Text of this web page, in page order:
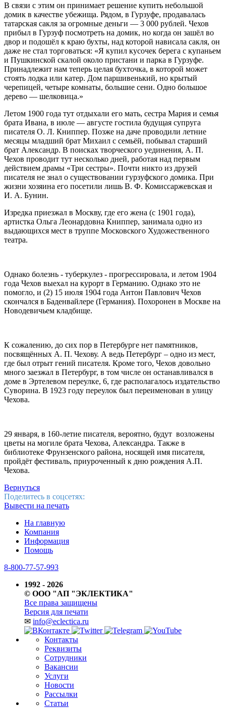
В связи с этим он принимает решение купить небольшой
домик в качестве убежища. Рядом, в Гурзуфе, продавалась
татарская сакля за огромные деньги — 3 000 рублей. Чехов
прибыл в Гурзуф посмотреть на домик, но когда он зашёл во
двор и подошёл к краю бухты, над которой нависала сакля, он
даже не стал торговаться: «Я купил кусочек берега с купаньем
и Пушкинской скалой около пристани и парка в Гурзуфе.
Принадлежит нам теперь целая бухточка, в которой может
стоять лодка или катер. Дом паршивенький, но крытый
черепицей, четыре комнаты, большие сени. Одно большое
дерево — шелковица.»
Летом 1900 года тут отдыхали его мать, сестра Мария и семья
брата Ивана, в июле — августе гостила будущая супруга
писателя О. Л. Книппер. Позже на даче проводили летние
месяцы младший брат Михаил с семьёй, побывал старший
брат Александр. В поисках творческого уединения, А. П.
Чехов проводит тут несколько дней, работая над первым
действием драмы «Три сестры». Почти никто из друзей
писателя не знал о существовании гурзуфского домика. При
жизни хозяина его посетили лишь В. Ф. Комиссаржевская и
И. А. Бунин.
Изредка приезжал в Москву, где его жена (c 1901 года),
артистка Ольга Леонардовна Книппер, занимала одно из
выдающихся мест в труппе Московского Художественного
театра.
Однако болезнь - туберкулез - прогрессировала, и летом 1904
года Чехов выехал на курорт в Германию. Однако это не
помогло, и (2) 15 июля 1904 года Антон Павлович Чехов
скончался в Баденвайлере (Германия). Похоронен в Москве на
Новодевичьем кладбище.
К сожалению, до сих пор в Петербурге нет памятников,
посвящённых А. П. Чехову. А ведь Петербург – одно из мест,
где был отрыт гений писателя. Кроме того, Чехов довольно
много заезжал в Петербург, в том числе он останавливался в
доме в Эртелевом переулке, 6, где располагалось издательство
Суворина. В 1923 году переулок был переименован в улицу
Чехова.
29 января, в 160-летие писателя, вероятно, будут возложены
цветы на могиле брата Чехова, Александра. Также в
библиотеке Фрунзенского района, носящей имя писателя,
пройдёт фестиваль, приуроченный к дню рождения А.П.
Чехова.
Вернуться
Поделитесь в соцсетях:
Вывести на печать
На главную
Компания
Информация
Помощь
8-800-77-57-993
1992 - 2026
© ООО "АП "ЭКЛЕКТИКА"
Все права защищены
Версия для печати
✉ info@eclectica.ru
Контакты
Реквизиты
Сотрудники
Вакансии
Услуги
Новости
Рассылки
Статьи